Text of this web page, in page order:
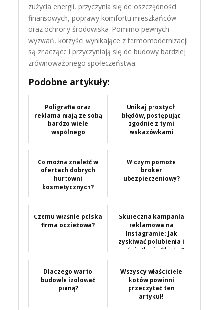
zużycia energii, przyczynia się do oszczędności
finansowych, poprawy komfortu mieszkańców
oraz ochrony środowiska. Pomimo pewnych
wyzwań, korzyści wynikające z termomodernizacji
są znaczące i przyczyniają się do budowy bardziej
zrównoważonego społeczeństwa.
Podobne artykuły:
Poligrafia oraz
reklama mają ze sobą
bardzo wiele
wspólnego
Unikaj prostych
błędów, postępując
zgodnie z tymi
wskazówkami
Co można znaleźć w
ofertach dobrych
hurtowni
kosmetycznych?
W czym pomoże
broker
ubezpieczeniowy?
Czemu właśnie polska
firma odzieżowa?
Skuteczna kampania
reklamowa na
Instagramie: Jak
zyskiwać polubienia i
wyświetlenia filmów?
Dlaczego warto
budowle izolować
pianą?
Wszyscy właściciele
kotów powinni
przeczytać ten
artykuł!